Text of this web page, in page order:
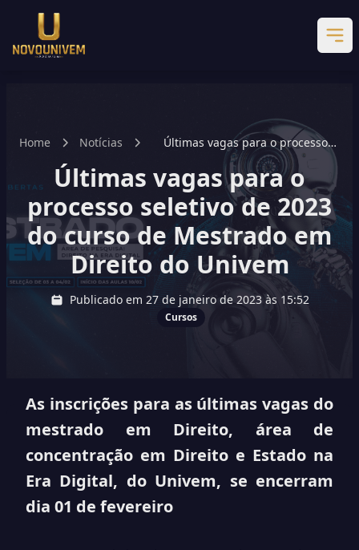
Home Notícias
Últimas vagas para o processo
seletivo de 2023 do curso de
Mestrado em Direito do Univem
Últimas vagas para o
processo seletivo de 2023
do curso de Mestrado em
Direito do Univem
Publicado em 27 de janeiro de 2023 às 15:52
Cursos
As inscrições para as últimas vagas do
mestrado em Direito, área de
concentração em Direito e Estado na
Era Digital, do Univem, se encerram
dia 01 de fevereiro